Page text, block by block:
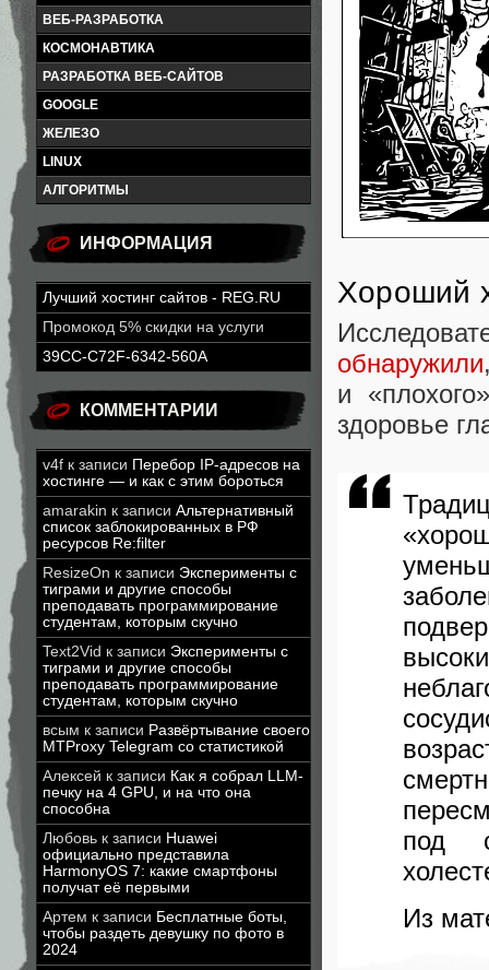
ВЕБ-РАЗРАБОТКА
КОСМОНАВТИКА
РАЗРАБОТКА ВЕБ-САЙТОВ
GOOGLE
ЖЕЛЕЗО
LINUX
АЛГОРИТМЫ
ИНФОРМАЦИЯ
Лучший хостинг сайтов - REG.RU
Промокод 5% скидки на услуги
39CC-C72F-6342-560A
КОММЕНТАРИИ
v4f к записи Перебор IP-адресов на
хостинге — и как с этим бороться
amarakin к записи Альтернативный
список заблокированных в РФ
ресурсов Re:filter
ResizeOn к записи Эксперименты с
тиграми и другие способы
преподавать программирование
студентам, которым скучно
Text2Vid к записи Эксперименты с
тиграми и другие способы
преподавать программирование
студентам, которым скучно
всым к записи Развёртывание своего
MTProxy Telegram со статистикой
Алексей к записи Как я собрал LLM-
печку на 4 GPU, и на что она
способна
Любовь к записи Huawei
официально представила
HarmonyOS 7: какие смартфоны
получат её первыми
Артем к записи Бесплатные боты,
чтобы раздеть девушку по фото в
2024
Хороший
обнаружили
и
здоровье
под
Из